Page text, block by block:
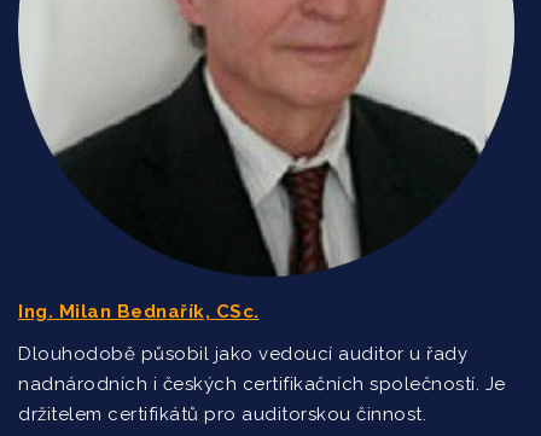
Ing. Libor Friedel, MBA
Management likvidace pojistných událostí
Ing. Jan Řezníček
Management lidských zdrojů
Prof. PhDr. Miloslav Bednář, CSc.
Ing. Milan Bednařík, CSc.
Dlouhodobě působil jako vedoucí auditor u řady
nadnárodních i českých certifikačních společností. Je
držitelem certifikátů pro auditorskou činnost.